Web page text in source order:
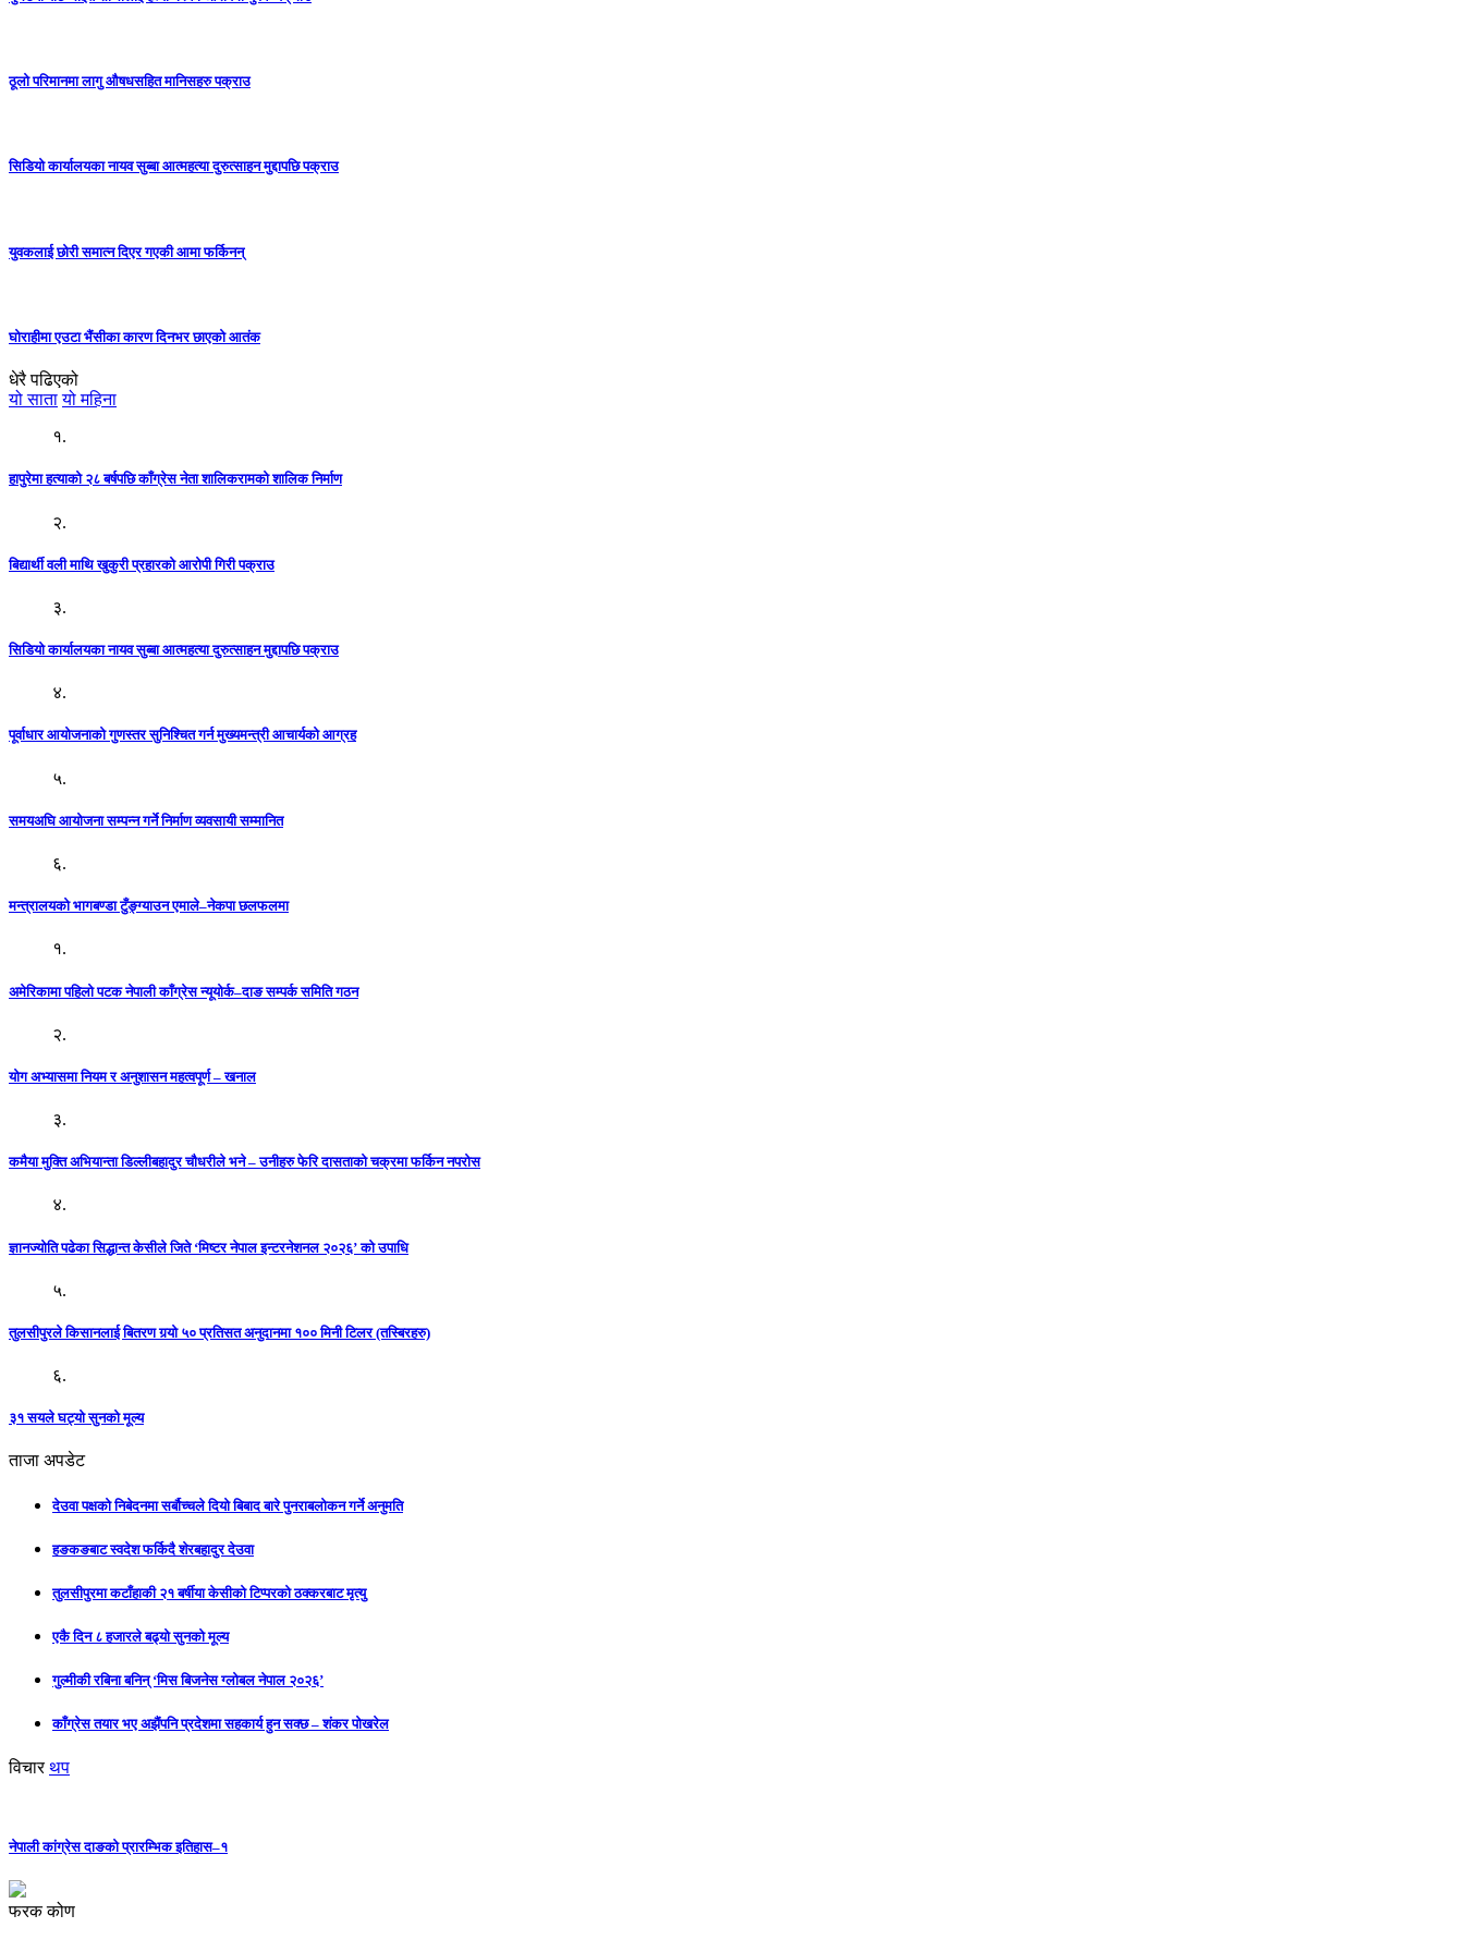
ठूलो परिमानमा लागु औषधसहित मानिसहरु पक्राउ
सिडियो कार्यालयका नायव सुब्बा आत्महत्या दुरुत्साहन मुद्दापछि पक्राउ
युवकलाई छोरी समात्न दिएर गएकी आमा फर्किनन्
घोराहीमा एउटा भैंसीका कारण दिनभर छाएको आतंक
धेरै पढिएको
यो साता यो महिना
१.
हापुरेमा हत्याको २८ बर्षपछि काँग्रेस नेता शालिकरामको शालिक निर्माण
२.
बिद्यार्थी वली माथि खुकुरी प्रहारको आरोपी गिरी पक्राउ
३.
सिडियो कार्यालयका नायव सुब्बा आत्महत्या दुरुत्साहन मुद्दापछि पक्राउ
४.
पूर्वाधार आयोजनाको गुणस्तर सुनिश्चित गर्न मुख्यमन्त्री आचार्यको आग्रह
५.
समयअघि आयोजना सम्पन्न गर्ने निर्माण व्यवसायी सम्मानित
६.
मन्त्रालयको भागबण्डा टुँङ्ग्याउन एमाले–नेकपा छलफलमा
१.
अमेरिकामा पहिलो पटक नेपाली काँग्रेस न्यूयोर्क–दाङ सम्पर्क समिति गठन
२.
योग अभ्यासमा नियम र अनुशासन महत्वपूर्ण – खनाल
३.
कमैया मुक्ति अभियान्ता डिल्लीबहादुर चौधरीले भने – उनीहरु फेरि दासताको चक्रमा फर्किन नपरोस
४.
ज्ञानज्योति पढेका सिद्धान्त केसीले जिते ‘मिष्टर नेपाल इन्टरनेशनल २०२६’ को उपाधि
५.
तुलसीपुरले किसानलाई बितरण गर्‍यो ५० प्रतिसत अनुदानमा १०० मिनी टिलर (तस्बिरहरु)
६.
३१ सयले घट्यो सुनको मूल्य
ताजा अपडेट
देउवा पक्षको निबेदनमा सर्बौच्चले दियो बिबाद बारे पुनराबलोकन गर्ने अनुमति
हङकङबाट स्वदेश फर्किदै शेरबहादुर देउवा
तुलसीपुरमा कटाँहाकी २१ बर्षीया केसीको टिप्परको ठक्करबाट मृत्यु
एकै दिन ८ हजारले बढ्यो सुनको मूल्य
गुल्मीकी रबिना बनिन् ‘मिस बिजनेस ग्लोबल नेपाल २०२६’
काँग्रेस तयार भए अझैंपनि प्रदेशमा सहकार्य हुन सक्छ – शंकर पोखरेल
विचार थप
नेपाली कांग्रेस दाङको प्रारम्भिक इतिहास–१
फरक कोण